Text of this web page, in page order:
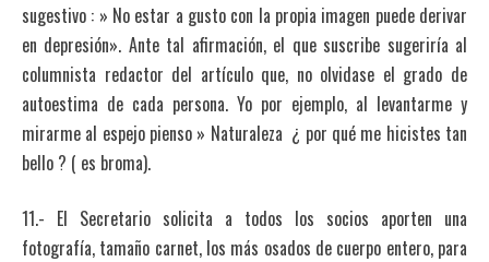
sugestivo : » No estar a gusto con la propia imagen puede derivar
en depresión». Ante tal afirmación, el que suscribe sugeriría al
columnista redactor del artículo que, no olvidase el grado de
autoestima de cada persona. Yo por ejemplo, al levantarme y
mirarme al espejo pienso » Naturaleza ¿ por qué me hicistes tan
bello ? ( es broma).
11.- El Secretario solicita a todos los socios aporten una
fotografía, tamaño carnet, los más osados de cuerpo entero, para